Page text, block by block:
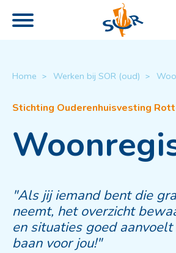
Naar de
Ga naar Hoofd
Home Werken bij SOR (oud)
"Als jij iemand bent die
neemt, het overzicht
en situaties goed
baan voor jou!"